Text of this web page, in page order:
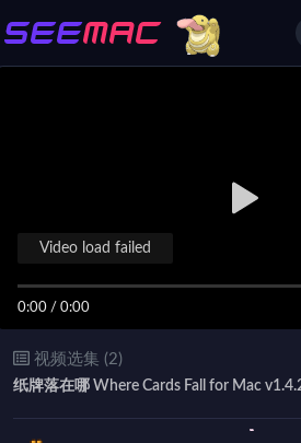
0:00 / 0:00
Video load failed
视频选集 (2)
纸牌落在哪 Where Cards Fall for Mac